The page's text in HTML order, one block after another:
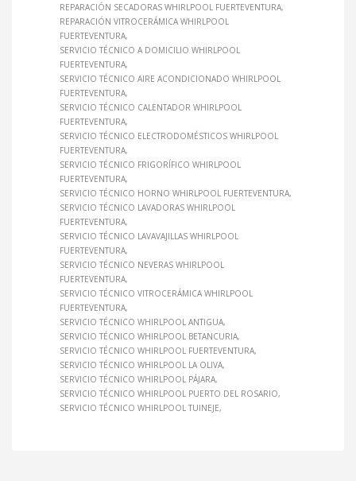
REPARACIÓN SECADORAS WHIRLPOOL FUERTEVENTURA
REPARACIÓN VITROCERÁMICA WHIRLPOOL
FUERTEVENTURA
SERVICIO TÉCNICO A DOMICILIO WHIRLPOOL
FUERTEVENTURA
SERVICIO TÉCNICO AIRE ACONDICIONADO WHIRLPOOL
FUERTEVENTURA
SERVICIO TÉCNICO CALENTADOR WHIRLPOOL
FUERTEVENTURA
SERVICIO TÉCNICO ELECTRODOMÉSTICOS WHIRLPOOL
FUERTEVENTURA
SERVICIO TÉCNICO FRIGORÍFICO WHIRLPOOL
FUERTEVENTURA
SERVICIO TÉCNICO HORNO WHIRLPOOL FUERTEVENTURA
SERVICIO TÉCNICO LAVADORAS WHIRLPOOL
FUERTEVENTURA
SERVICIO TÉCNICO LAVAVAJILLAS WHIRLPOOL
FUERTEVENTURA
SERVICIO TÉCNICO NEVERAS WHIRLPOOL
FUERTEVENTURA
SERVICIO TÉCNICO VITROCERÁMICA WHIRLPOOL
FUERTEVENTURA
SERVICIO TÉCNICO WHIRLPOOL ANTIGUA
SERVICIO TÉCNICO WHIRLPOOL BETANCURIA
SERVICIO TÉCNICO WHIRLPOOL FUERTEVENTURA
SERVICIO TÉCNICO WHIRLPOOL LA OLIVA
SERVICIO TÉCNICO WHIRLPOOL PÁJARA
SERVICIO TÉCNICO WHIRLPOOL PUERTO DEL ROSARIO
SERVICIO TÉCNICO WHIRLPOOL TUINEJE